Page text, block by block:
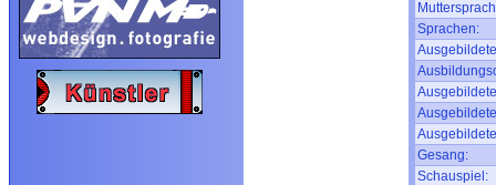
Sprachen:
Gesang:
Schauspiel: